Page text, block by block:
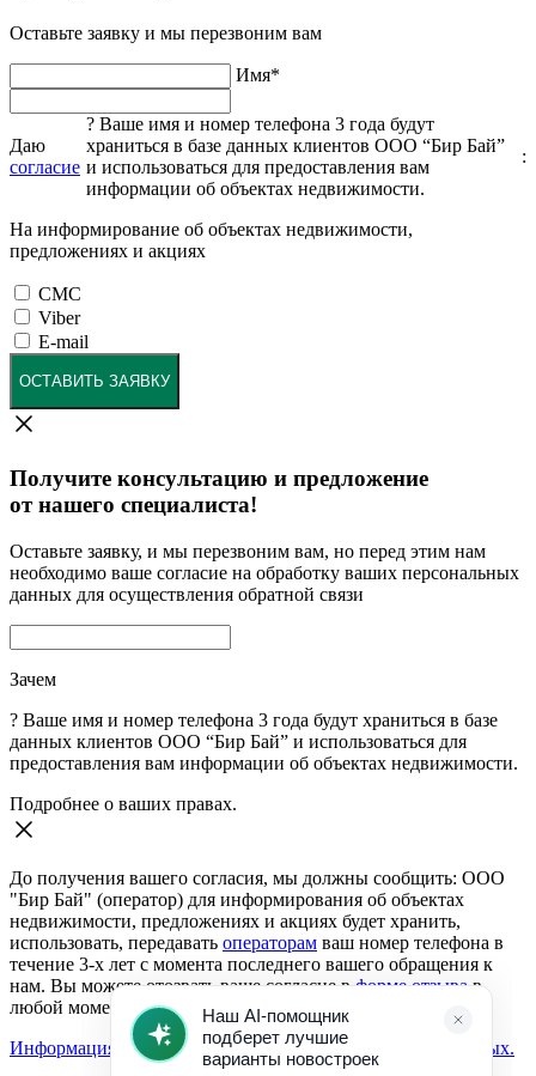
Оставьте заявку и мы перезвоним вам
Имя*
Даю
согласие
? Ваше имя и номер телефона 3 года будут
храниться в базе данных клиентов ООО “Бир Бай”
и использоваться для предоставления вам
информации об объектах недвижимости.
:
На информирование об объектах недвижимости,
предложениях и акциях
СМС
Viber
E-mail
ОСТАВИТЬ ЗАЯВКУ
Получите консультацию и предложение
от нашего специалиста!
Оставьте заявку, и мы перезвоним вам, но перед этим нам
необходимо ваше согласие на обработку ваших персональных
данных для осуществления обратной связи
Зачем
? Ваше имя и номер телефона 3 года будут храниться в базе
данных клиентов ООО “Бир Бай” и использоваться для
предоставления вам информации об объектах недвижимости.
Подробнее о ваших правах.
До получения вашего согласия, мы должны сообщить: ООО
"Бир Бай" (оператор) для информирования об объектах
недвижимости, предложениях и акциях будет хранить,
использовать, передавать операторам ваш номер телефона в
течение 3-х лет с момента последнего вашего обращения к
нам. Вы можете отозвать ваше согласие вформе отзывав
любой момент.
Информация о согласии на обработку персональных данных.